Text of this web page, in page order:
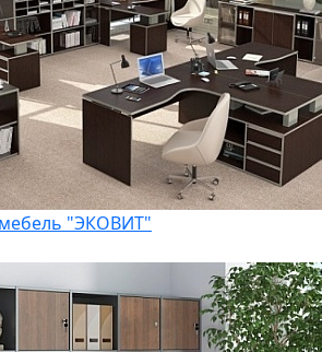
"ЭКОВИТ"